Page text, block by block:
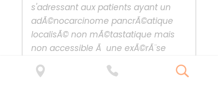
s'adressant aux patients ayant un
adÃ©nocarcinome pancrÃ©atique
localisÃ© non mÃ©tastatique mais
non accessible Ã une exÃ©rÃ¨se
chirurgicale. L'objectif de l'Ã©tude est
d'Ã©valuer la faisabilitÃ© et